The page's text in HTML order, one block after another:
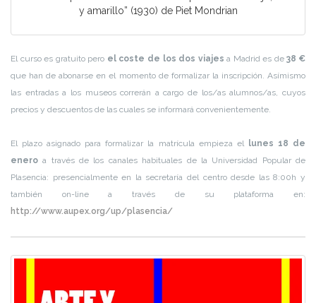
y amarillo” (1930) de Piet Mondrian
El curso es gratuito pero el coste de los dos viajes a Madrid es de38 €
que han de abonarse en el momento de formalizar la inscripción. Asímismo
las entradas a los museos correrán a cargo de los/as alumnos/as, cuyos
precios y descuentos de las cuales se informará convenientemente.
El plazo asignado para formalizar la matrícula empieza el lunes 18 de
enero a través de los canales habituales de la Universidad Popular de
Plasencia: presencialmente en la secretaría del centro desde las 8:00h y
también on-line a través de su plataforma en:
http://www.aupex.org/up/plasencia/